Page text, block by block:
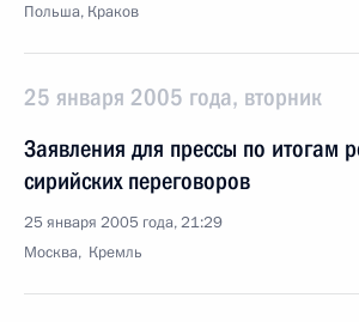
Польша, Краков
25 января 2005 года, вторник
Заявления для прессы по итогам
сирийских переговоров
25 января 2005 года, 21:29
Москва, Кремль